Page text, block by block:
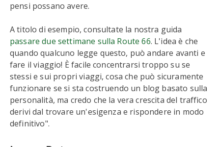
pensi possano avere.
A titolo di esempio, consultate la nostra guida
passare due settimane sulla Route 66. L'idea è che
quando qualcuno legge questo, può andare avanti e
fare il viaggio! È facile concentrarsi troppo su se
stessi e sui propri viaggi, cosa che può sicuramente
funzionare se si sta costruendo un blog basato sulla
personalità, ma credo che la vera crescita del traffico
derivi dal trovare un'esigenza e rispondere in modo
definitivo".